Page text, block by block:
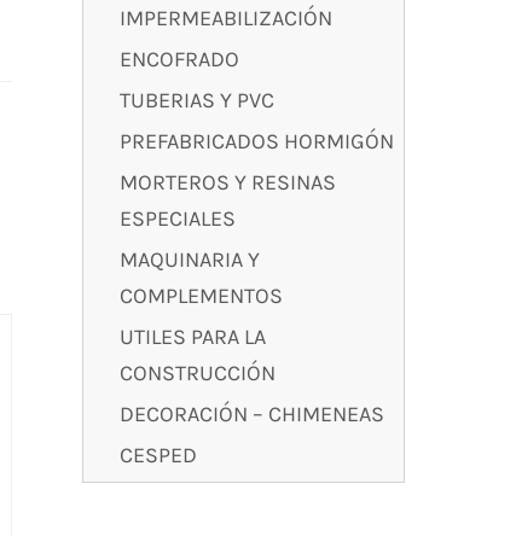
IMPERMEABILIZACIÓN
ENCOFRADO
TUBERIAS Y PVC
PREFABRICADOS HORMIGÓN
MORTEROS Y RESINAS
ESPECIALES
MAQUINARIA Y
COMPLEMENTOS
UTILES PARA LA
CONSTRUCCIÓN
DECORACIÓN – CHIMENEAS
CESPED